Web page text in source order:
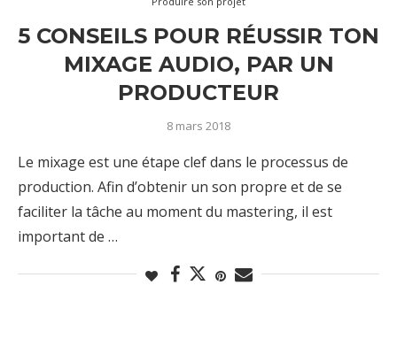
5 CONSEILS POUR RÉUSSIR TON
MIXAGE AUDIO, PAR UN
PRODUCTEUR
8 mars 2018
Le mixage est une étape clef dans le processus de
production. Afin d’obtenir un son propre et de se
faciliter la tâche au moment du mastering, il est
important de …